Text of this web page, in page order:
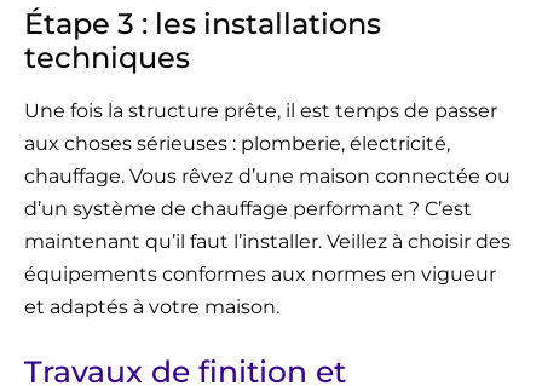
Étape 3 : les installations
techniques
Une fois la structure prête, il est temps de passer
aux choses sérieuses : plomberie, électricité,
chauffage. Vous rêvez d’une maison connectée ou
d’un système de chauffage performant ? C’est
maintenant qu’il faut l’installer. Veillez à choisir des
équipements conformes aux normes en vigueur
et adaptés à votre maison.
Travaux de finition et